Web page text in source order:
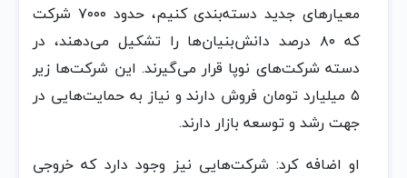
معیارهای جدید دسته‌بندی کنیم، حدود ۷۰۰۰ شرکت
که ۸۰ درصد دانش‌بنیان‌ها را تشکیل می‌دهند، در
دسته شرکت‌های نوپا قرار می‌گیرند. این شرکت‌ها زیر
۵ میلیارد تومان فروش دارند و نیاز به حمایت‌هایی در
جهت رشد و توسعه بازار دارند.
او اضافه کرد: شرکت‌هایی نیز وجود دارد که خروجی